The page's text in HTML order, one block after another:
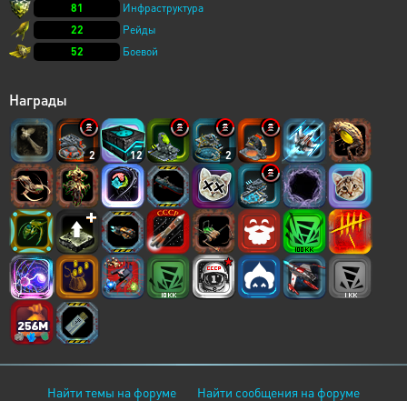
81
Инфраструктура
22
Рейды
52
Боевой
Награды
2 12 2
Найти темы на форуме
Найти сообщения на форуме